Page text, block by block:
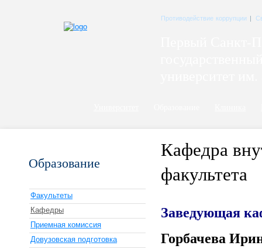
Противодействие коррупции |
Кафедра
факультета
Заведующая
Горбачева
Образование
Факультеты
Кафедры
Приемная комиссия
Довузовская подготовка